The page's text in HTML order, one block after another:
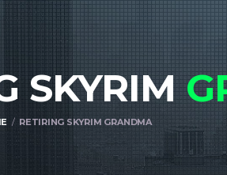
SKYRIM
RETIRING SKYRIM GRANDMA